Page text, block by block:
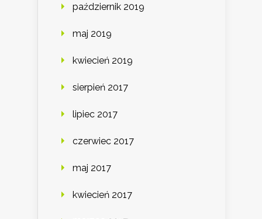
październik 2019
maj 2019
kwiecień 2019
sierpień 2017
lipiec 2017
czerwiec 2017
maj 2017
kwiecień 2017